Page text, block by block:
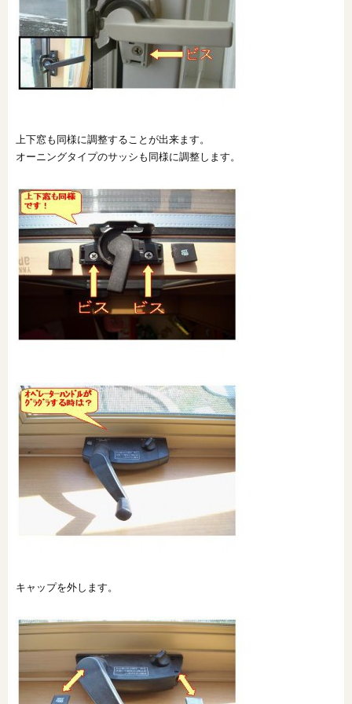
上下窓も同様に調整することが出来ます。
オーニングタイプのサッシも同様に調整します。
キャップを外します。